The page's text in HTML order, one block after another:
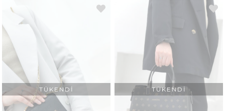
TÜKENDI TÜKENDI